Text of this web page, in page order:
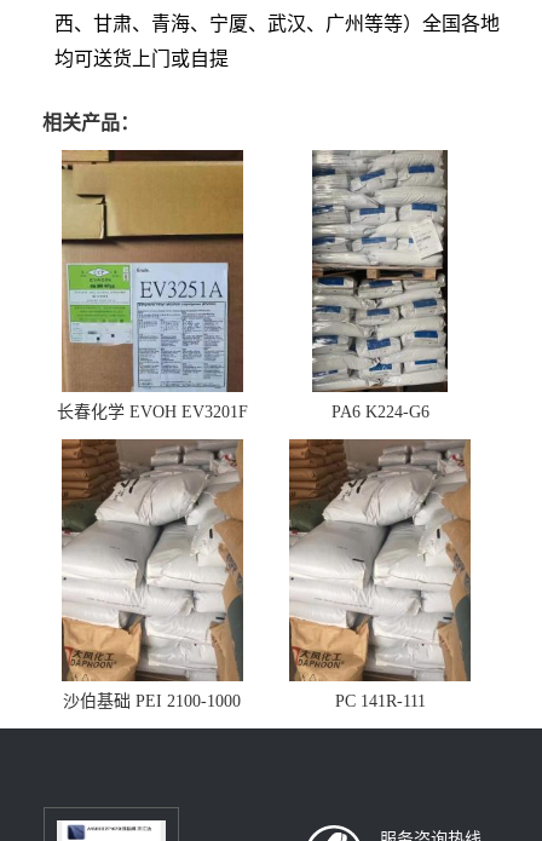
西、甘肃、青海、宁厦、武汉、广州等等）全国各地
均可送货上门或自提
相关产品：
长春化学 EVOH EV3201F PA6 K224-G6
沙伯基础 PEI 2100-1000 PC 141R-111